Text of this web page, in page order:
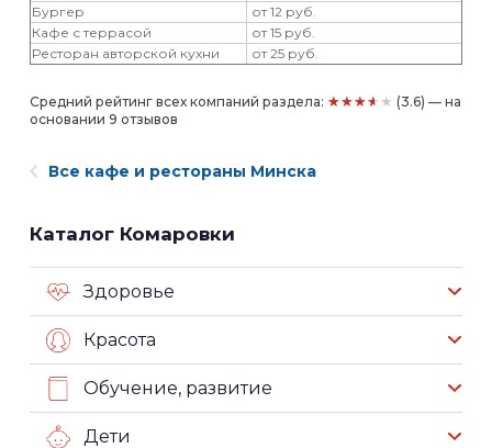
Бургер
от 12 руб.
Кафе с террасой
от 15 руб.
Ресторан авторской кухни
от 25 руб.
Средний рейтинг всех компаний раздела: ★★★★★ (3.6) — на
основании 9 отзывов
Все кафе и рестораны Минска
Каталог Комаровки
Здоровье
Красота
Обучение, развитие
Дети